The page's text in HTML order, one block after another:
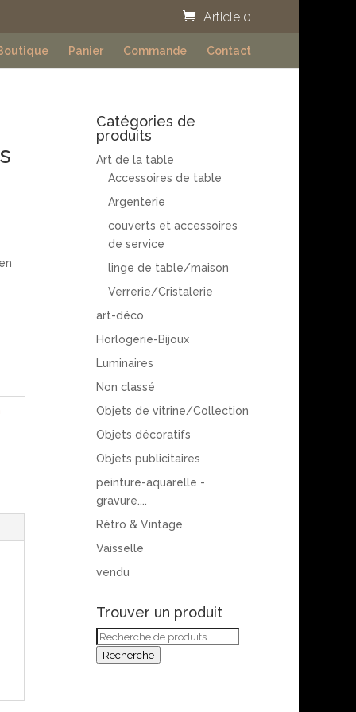
Article 0
Panier Commande Contact
Catégories de
produits
Art de la table
Accessoires de table
Argenterie
couverts et accessoires
de service
linge de table/maison
Verrerie/Cristalerie
art-déco
Horlogerie-Bijoux
Luminaires
Non classé
Objets de vitrine/Collection
Objets décoratifs
Objets publicitaires
peinture-aquarelle -
gravure....
Rétro & Vintage
Vaisselle
vendu
Trouver un produit
Recherche
pour :
Recherche